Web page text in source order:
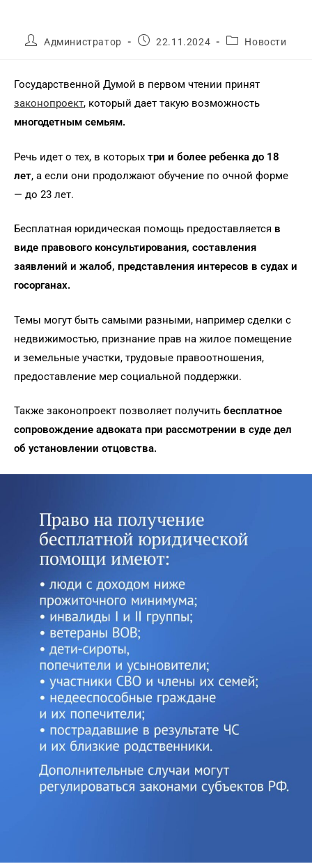
Администратор 22.11.2024 Новости
Государственной Думой в первом чтении принят
законопроект, который дает такую возможность
многодетным семьям.
Речь идет о тех, в которых три и более ребенка до 18
лет, а если они продолжают обучение по очной форме
— до 23 лет.
Бесплатная юридическая помощь предоставляется в
виде правового консультирования, составления
заявлений и жалоб, представления интересов в судах и
госорганах.
Темы могут быть самыми разными, например сделки с
недвижимостью, признание прав на жилое помещение
и земельные участки, трудовые правоотношения,
предоставление мер социальной поддержки.
Также законопроект позволяет получить бесплатное
сопровождение адвоката при рассмотрении в суде дел
об установлении отцовства.